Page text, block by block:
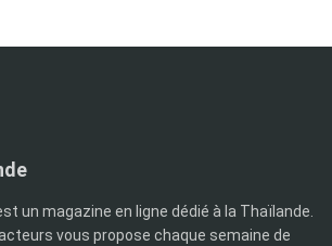
un magazine en ligne dédié à la Thaïlande.
vous propose chaque semaine de